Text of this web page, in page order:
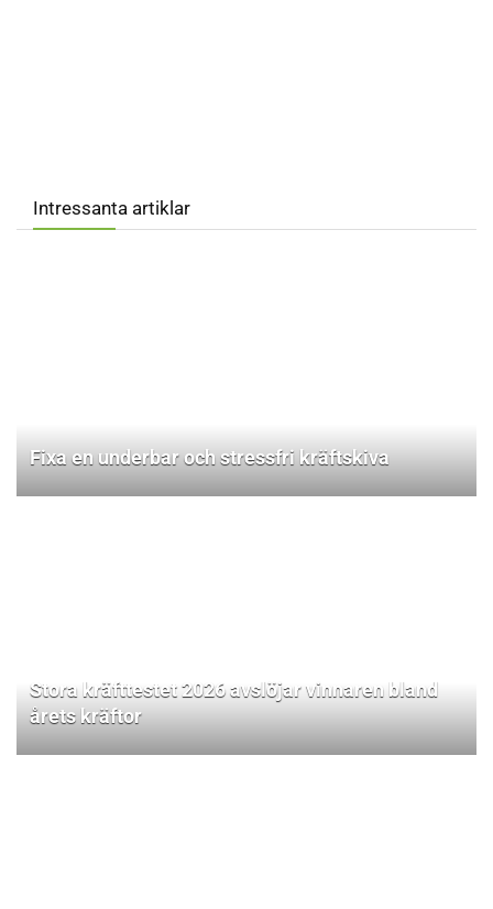
Intressanta artiklar
Fixa en underbar och stressfri kräftskiva
Stora kräfttestet 2026 avslöjar vinnaren bland
årets kräftor